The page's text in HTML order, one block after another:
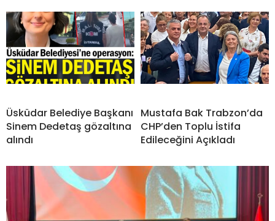
Üsküdar Belediye Başkanı
Sinem Dedetaş gözaltına
alındı
Mustafa Bak Trabzon’da
CHP’den Toplu İstifa
Edileceğini Açıkladı